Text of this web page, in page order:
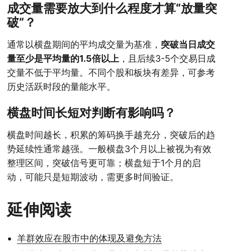
成交量需要放大到什么程度才算“放量突
破”？
通常以横盘期间的平均成交量为基准， 突破当日成交
量至少是平均量的1.5倍以上 ，且后续3-5个交易日成
交量不低于平均量。不同个股和板块有差异，可参考
历史活跃时段的量能水平。
横盘时间长短对判断有影响吗？
横盘时间越长，积累的筹码换手越充分，突破后的趋
势延续性通常越强。一般横盘3个月以上被视为有效
整理区间，突破信号更可靠；横盘短于1个月的启
动，可能只是短期波动，需更多时间验证。
延伸阅读
羊群效应在股市中的体现及避免方法